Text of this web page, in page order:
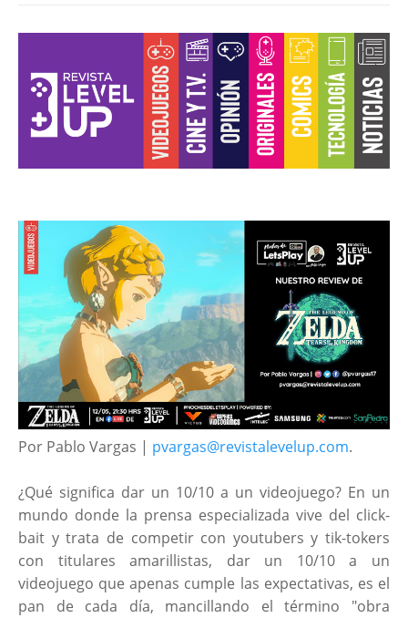
Por Pablo Vargas | pvargas@revistalevelup.com.
¿Qué significa dar un 10/10 a un videojuego? En un
mundo donde la prensa especializada vive del click-
bait y trata de competir con youtubers y tik-tokers
con titulares amarillistas, dar un 10/10 a un
videojuego que apenas cumple las expectativas, es el
pan de cada día, mancillando el término "obra